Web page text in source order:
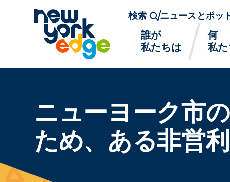
メインコンテンツへスキップ
検索 ニュースとポッ
誰が
私たちは
何
私た
ニューヨーク市
ため、ある非営